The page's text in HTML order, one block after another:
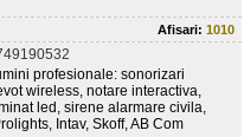
Afisari: 1010
profesionale: sonorizari
wireless, notare interactiva,
led, sirene alarmare civila,
Intav, Skoff, AB Com